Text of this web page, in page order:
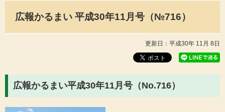
ン
メ
広報かるまい 平成30年11月号（№716）
更新日：平成30年 11月 8日
広報かるまい平成30年11月号（No.716）